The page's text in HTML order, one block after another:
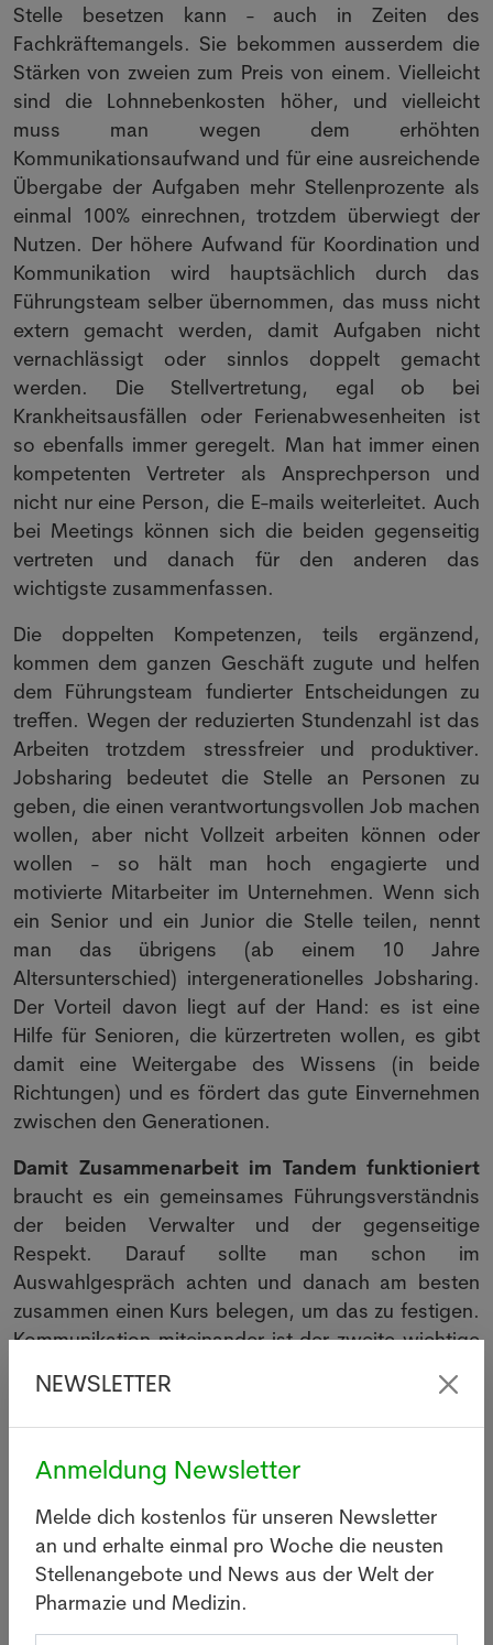
Stelle besetzen kann - auch in Zeiten des
Fachkräftemangels. Sie bekommen ausserdem die
Stärken von zweien zum Preis von einem. Vielleicht
sind die Lohnnebenkosten höher, und vielleicht
muss man wegen dem erhöhten
Kommunikationsaufwand und für eine ausreichende
Übergabe der Aufgaben mehr Stellenprozente als
einmal 100% einrechnen, trotzdem überwiegt der
Nutzen. Der höhere Aufwand für Koordination und
Kommunikation wird hauptsächlich durch das
Führungsteam selber übernommen, das muss nicht
extern gemacht werden, damit Aufgaben nicht
vernachlässigt oder sinnlos doppelt gemacht
werden. Die Stellvertretung, egal ob bei
Krankheitsausfällen oder Ferienabwesenheiten ist
so ebenfalls immer geregelt. Man hat immer einen
kompetenten Vertreter als Ansprechperson und
nicht nur eine Person, die E-mails weiterleitet. Auch
bei Meetings können sich die beiden gegenseitig
vertreten und danach für den anderen das
wichtigste zusammenfassen.
Die doppelten Kompetenzen, teils ergänzend,
kommen dem ganzen Geschäft zugute und helfen
dem Führungsteam fundierter Entscheidungen zu
treffen. Wegen der reduzierten Stundenzahl ist das
Arbeiten trotzdem stressfreier und produktiver.
Jobsharing bedeutet die Stelle an Personen zu
geben, die einen verantwortungsvollen Job machen
wollen, aber nicht Vollzeit arbeiten können oder
wollen - so hält man hoch engagierte und
motivierte Mitarbeiter im Unternehmen. Wenn sich
ein Senior und ein Junior die Stelle teilen, nennt
man das übrigens (ab einem 10 Jahre
Altersunterschied) intergenerationelles Jobsharing.
Der Vorteil davon liegt auf der Hand: es ist eine
Hilfe für Senioren, die kürzertreten wollen, es gibt
damit eine Weitergabe des Wissens (in beide
Richtungen) und es fördert das gute Einvernehmen
zwischen den Generationen.
Damit Zusammenarbeit im Tandem funktioniert
braucht es ein gemeinsames Führungsverständnis
der beiden Verwalter und der gegenseitige
Respekt. Darauf sollte man schon im
Auswahlgespräch achten und danach am besten
zusammen einen Kurs belegen, um das zu festigen.
Kommunikation miteinander ist der zweite wichtige
organisieren können und im Team gleichermassen
Konkurrenz und Konfliktpotential bewusst sein und
bewusst vorbeugen. Entgegen dem Mythos, der
sich hartnäckig hält braucht es in der Führung
keinen starke/n Alleinherrscher/in. Eine
NEWSLETTER
Anmeldung Newsletter
Melde dich kostenlos für unseren Newsletter
an und erhalte einmal pro Woche die neusten
Stellenangebote und News aus der Welt der
Pharmazie und Medizin.